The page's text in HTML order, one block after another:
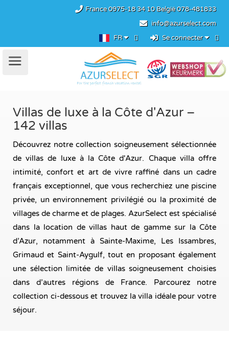
France0975-18 34 10België078-481833
info@azurselect.com
FR
Se connecter
Villas de luxe à la Côte d'Azur –
142 villas
Découvrez notre collection soigneusement sélectionnée
de villas de luxe à la Côte d'Azur. Chaque villa offre
intimité, confort et art de vivre raffiné dans un cadre
français exceptionnel, que vous recherchiez une piscine
privée, un environnement privilégié ou la proximité de
villages de charme et de plages. AzurSelect est spécialisé
dans la location de villas haut de gamme sur la Côte
d’Azur, notamment à Sainte-Maxime, Les Issambres,
Grimaud et Saint-Aygulf, tout en proposant également
une sélection limitée de villas soigneusement choisies
dans d’autres régions de France. Parcourez notre
collection ci-dessous et trouvez la villa idéale pour votre
séjour.